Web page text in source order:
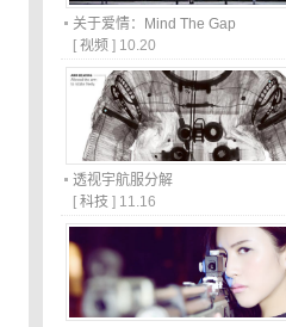
关于爱情：Mind The Gap
[ 视频 ] 10.20
透视宇航服分解
[ 科技 ] 11.16